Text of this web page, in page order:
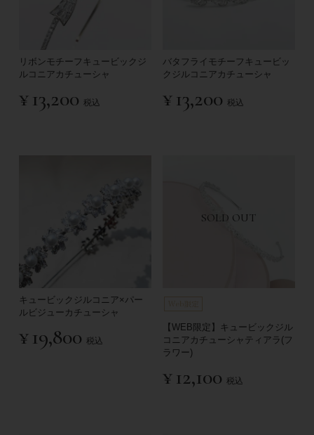
リボンモチーフキュービックジ
ルコニアカチューシャ
¥ 13,200 税込
バタフライモチーフキュービッ
クジルコニアカチューシャ
¥ 13,200 税込
キュービックジルコニア×パー
ルビジューカチューシャ
¥ 19,800 税込
SOLD OUT
【WEB限定】キュービックジル
コニアカチューシャティアラ(フ
ラワー)
¥ 12,100 税込